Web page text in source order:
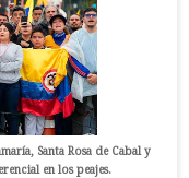
Santa Rosa de Cabal y
en los peajes.